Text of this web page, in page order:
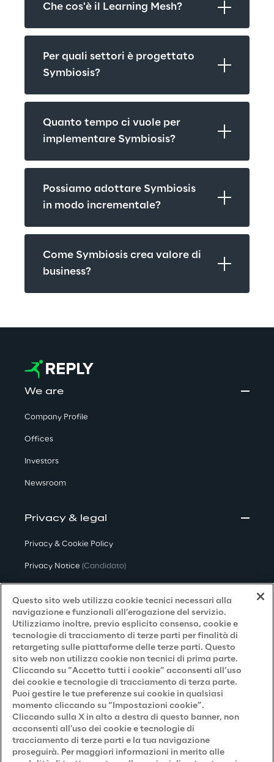
Che cos'è il Learning Mesh?
Per quali settori è progettato
Symbiosis?
Quanto tempo ci vuole per
implementare Symbiosis?
Possiamo adottare Symbiosis
in modo incrementale?
Come Symbiosis crea valore di
business?
We are
Company Profile
Offices
Investors
Newsroom
Privacy & legal
Privacy & Cookie Policy
Privacy Notice (Candidato)
Privacy Notice(Fornitore)
Privacy Notice (Marketing)
Accessibilità
Careers
Contacts
Questo sito web utilizza cookie tecnici necessari alla
navigazione e funzionali all’erogazione del servizio.
Utilizziamo inoltre, previo esplicito consenso, cookie e
tecnologie di tracciamento di terze parti per finalità di
retargeting sulle piattaforme delle terze parti. Questo
sito web non utilizza cookie non tecnici di prima parte.
Cliccando su “Accetto tutti i cookie” acconsenti all’uso
dei cookie e tecnologie di tracciamento di terza parte.
Puoi gestire le tue preferenze sui cookie in qualsiasi
momento cliccando su “Impostazioni cookie”.
Cliccando sulla X in alto a destra di questo banner, non
acconsenti all'uso dei cookie e tecnologie di
tracciamento di terze parti e la tua navigazione
proseguirà. Per maggiori informazioni in merito alle